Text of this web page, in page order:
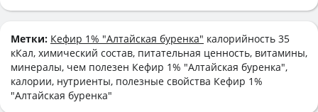
Метки: Кефир 1% "Алтайская буренка" калорийность 35
кКал, химический состав, питательная ценность, витамины,
минералы, чем полезен Кефир 1% "Алтайская буренка",
калории, нутриенты, полезные свойства Кефир 1%
"Алтайская буренка"